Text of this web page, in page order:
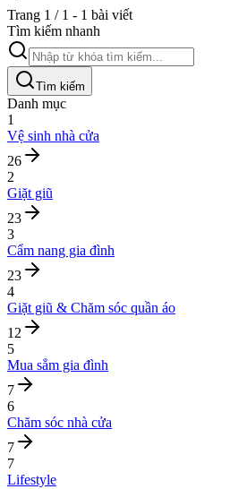
Trang 1 / 1 - 1 bài viết
Tìm kiếm nhanh
Tìm kiếm
Danh mục
1
Vệ sinh nhà cửa
26
2
Giặt giũ
23
3
Cẩm nang gia đình
23
4
Giặt giũ & Chăm sóc quần áo
12
5
Mua sắm gia đình
7
6
Chăm sóc nhà cửa
7
7
Lifestyle